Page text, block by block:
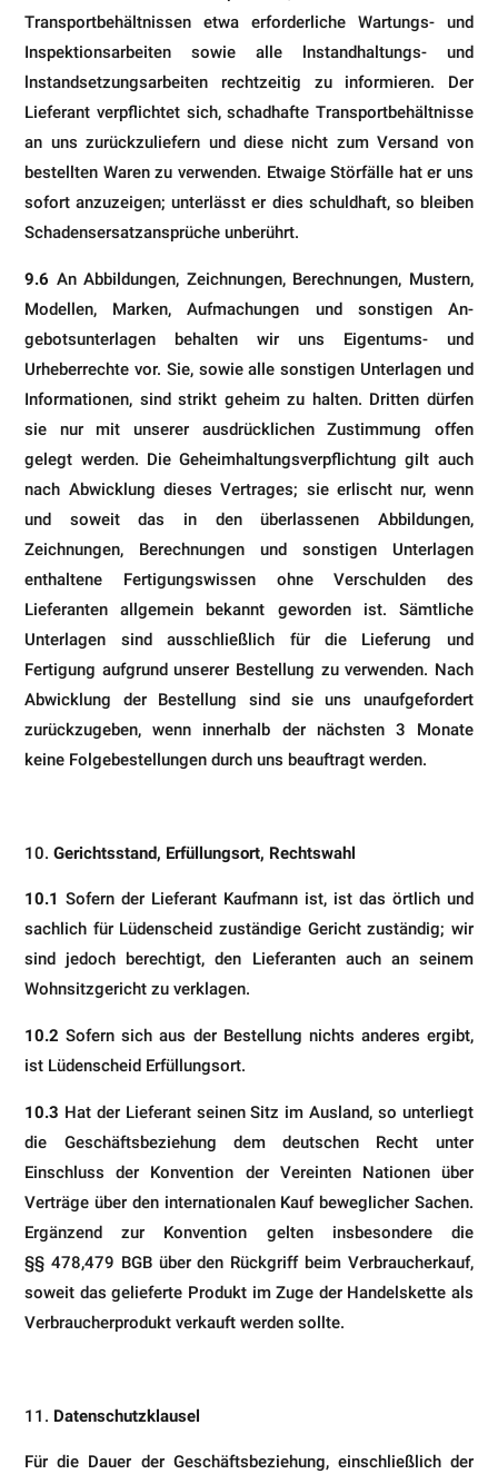
Transportbehältnissen etwa erforderliche Wartungs- und
Inspektionsarbeiten sowie alle lnstandhaltungs- und
lnstandsetzungsarbeiten rechtzeitig zu informieren. Der
Lieferant verpflichtet sich, schadhafte Transportbehältnisse
an uns zurückzuliefern und diese nicht zum Versand von
bestellten Waren zu verwenden. Etwaige Störfälle hat er uns
sofort anzuzeigen; unterlässt er dies schuldhaft, so bleiben
Schadensersatzansprüche unberührt.
9.6 An Abbildungen, Zeichnungen, Berechnungen, Mustern,
Modellen, Marken, Aufmachungen und sonstigen An­
gebotsunterlagen behalten wir uns Eigentums- und
Urheberrechte vor. Sie, sowie alle sonstigen Unterlagen und
In­formationen, sind strikt geheim zu halten. Dritten dürfen
sie nur mit unserer ausdrücklichen Zustimmung offen
gelegt werden. Die Geheimhaltungsverpflichtung gilt auch
nach Abwicklung dieses Vertrages; sie erlischt nur, wenn
und soweit das in den überlassenen Abbildungen,
Zeichnungen, Berechnungen und sonstigen Unterlagen
enthaltene Fertigungswissen ohne Verschulden des
Lieferanten allgemein bekannt geworden ist. Sämtliche
Unterlagen sind ausschließlich für die Lieferung und
Fertigung aufgrund unserer Bestellung zu verwenden. Nach
Abwicklung der Bestellung sind sie uns unaufgefordert
zurückzugeben, wenn innerhalb der nächsten 3 Monate
keine Folgebestel­lungen durch uns beauftragt werden.
Gerichtsstand, Erfüllungsort, Rechtswahl
10.1 Sofern der Lieferant Kaufmann ist, ist das örtlich und
sachlich für Lüdenscheid zuständige Gericht zuständig; wir
sind jedoch berechtigt, den Lieferanten auch an seinem
Wohnsitzgericht zu verklagen.
10.2 Sofern sich aus der Bestellung nichts anderes ergibt,
ist Lüdenscheid Erfüllungsort.
10.3 Hat der Lieferant seinen Sitz im Ausland, so unterliegt
die Geschäftsbeziehung dem deutschen Recht unter
Einschluss der Konvention der Vereinten Nationen über
Verträge über den internationalen Kauf beweglicher Sa­chen.
Ergänzend zur Konvention gelten insbesondere die
§§ 478,479 BGB über den Rückgriff beim Verbraucher­kauf,
soweit das gelieferte Produkt im Zuge der Handelskette als
Verbraucherprodukt verkauft werden sollte.
Datenschutzklausel
Für die Dauer der Geschäftsbeziehung, einschließlich der